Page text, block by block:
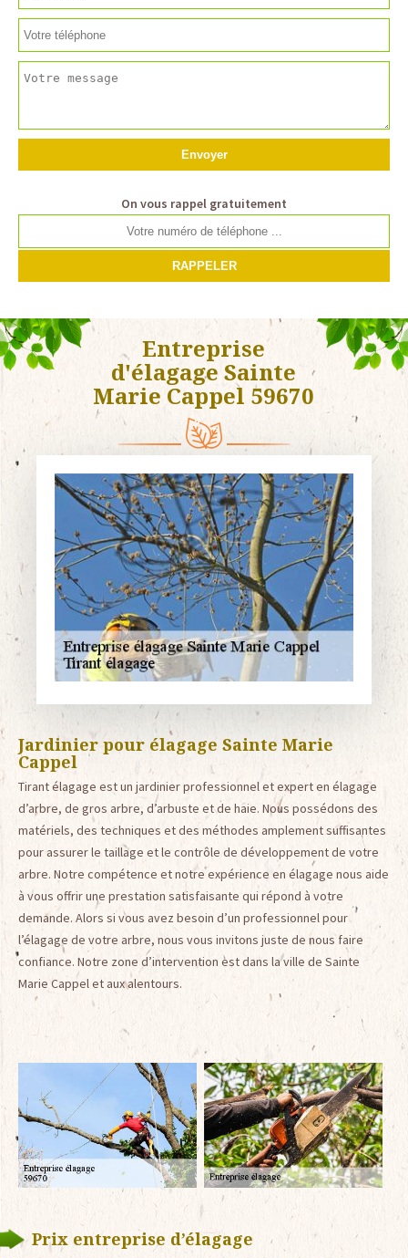
On vous rappel gratuitement
Entreprise
d'élagage Sainte
Marie Cappel 59670
Jardinier pour élagage Sainte Marie
Cappel
Tirant élagage est un jardinier professionnel et expert en élagage
d’arbre, de gros arbre, d’arbuste et de haie. Nous possédons des
matériels, des techniques et des méthodes amplement suffisantes
pour assurer le taillage et le contrôle de développement de votre
arbre. Notre compétence et notre expérience en élagage nous aide
à vous offrir une prestation satisfaisante qui répond à votre
demande. Alors si vous avez besoin d’un professionnel pour
l’élagage de votre arbre, nous vous invitons juste de nous faire
confiance. Notre zone d’intervention est dans la ville de Sainte
Marie Cappel et aux alentours.
Prix entreprise d’élagage